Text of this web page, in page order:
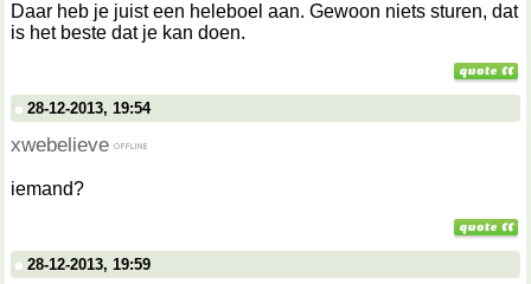
Daar heb je juist een heleboel aan. Gewoon niets sturen, dat
is het beste dat je kan doen.
28-12-2013, 19:54
xwebelieve
iemand?
28-12-2013, 19:59